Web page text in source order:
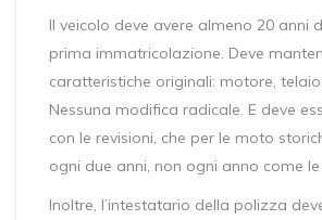
Il veicolo deve avere almeno 20 anni
prima immatricolazione. Deve
caratteristiche originali: motore,
Nessuna modifica radicale. E deve
con le revisioni, che per le moto
ogni due anni, non ogni anno come
Inoltre, l’intestatario della polizza